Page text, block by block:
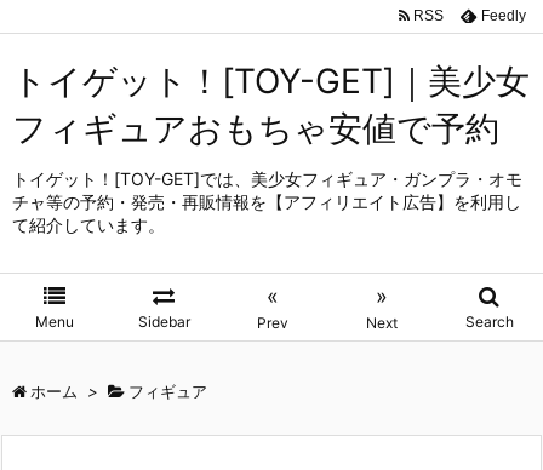
トイゲット！[TOY-GET]｜美少女
フィギュアおもちゃ安値で予約
トイゲット！[TOY-GET]では、美少女フィギュア・ガンプラ・オモ
チャ等の予約・発売・再販情報を【アフィリエイト広告】を利用し
て紹介しています。
Menu Sidebar
«
Prev
»
Next Search
RSS Feedly
ホーム > フィギュア